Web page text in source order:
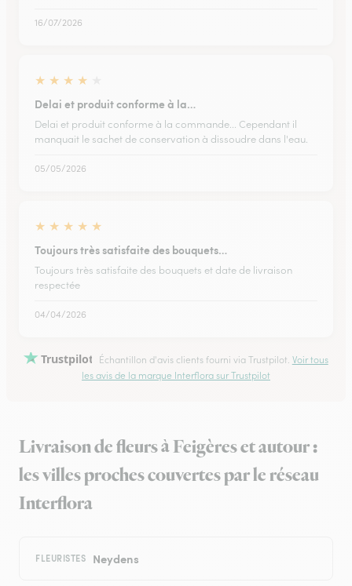
16/07/2026
★ ★ ★ ★
Delai et produit conforme à la…
Delai et produit conforme à la commande... Cependant il
manquait le sachet de conservation à dissoudre dans l'eau.
05/05/2026
★ ★ ★ ★ ★
Toujours très satisfaite des bouquets…
Toujours très satisfaite des bouquets et date de livraison
respectée
04/04/2026
Trustpilot Échantillon d'avis clients fourni via Trustpilot. Voir tous
les avis de la marque Interflora sur Trustpilot
Livraison de fleurs à Feigères et autour :
les villes proches couvertes par le réseau
Interflora
FLEURISTES Neydens